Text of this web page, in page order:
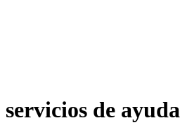
servicios de ayuda